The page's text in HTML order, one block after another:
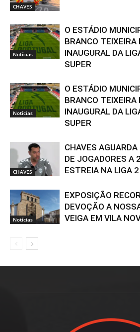
CHAVES
Notícias
O ESTÁDIO
BRANCO TEIXEIRA
INAUGURAL DA
SUPER
Notícias
O ESTÁDIO
BRANCO TEIXEIRA
INAUGURAL DA
SUPER
CHAVES
CHAVES
DE JOGADORES A
ESTREIA NA LIGA 2
Notícias
EXPOSIÇÃO
DEVOÇÃO A
VEIGA EM VILA